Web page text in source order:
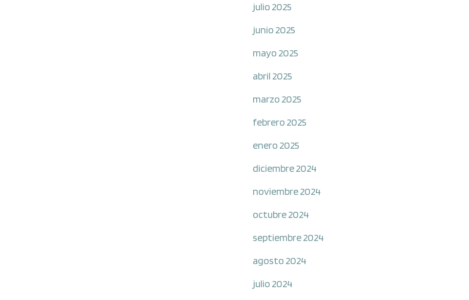
julio 2025
junio 2025
mayo 2025
abril 2025
marzo 2025
febrero 2025
enero 2025
diciembre 2024
noviembre 2024
octubre 2024
septiembre 2024
agosto 2024
julio 2024